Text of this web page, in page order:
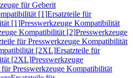
für Geberit
[1]Ersatzteile für
[1]Presswerkzeuge Kompatibilität
Kompatibilität [2]Presswerkzeuge
für Presswerkzeuge Kompatibilität
[2XL]Ersatzteile für
[2XL]Presswerkzeuge
für Presswerkzeuge Kompatibilität